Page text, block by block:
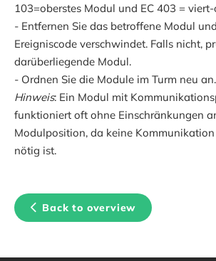
103=oberstes Modul und EC 403 =
- Entfernen Sie das betroffene Modul
Ereigniscode verschwindet. Falls nicht,
darüberliegende Modul.
- Ordnen Sie die Module im Turm neu an.
Hinweis: Ein Modul mit
funktioniert oft ohne Einschränkungen
Modulposition, da keine
nötig ist.
Back to overview